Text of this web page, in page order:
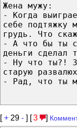
Жена мужу:
- Когда
себе подтяжку
грудь. Что
- А что бы ты
деньги сделал
- Ну что ты?!
старую
- Рад, что ты
[+ 29 - ] [3 ]